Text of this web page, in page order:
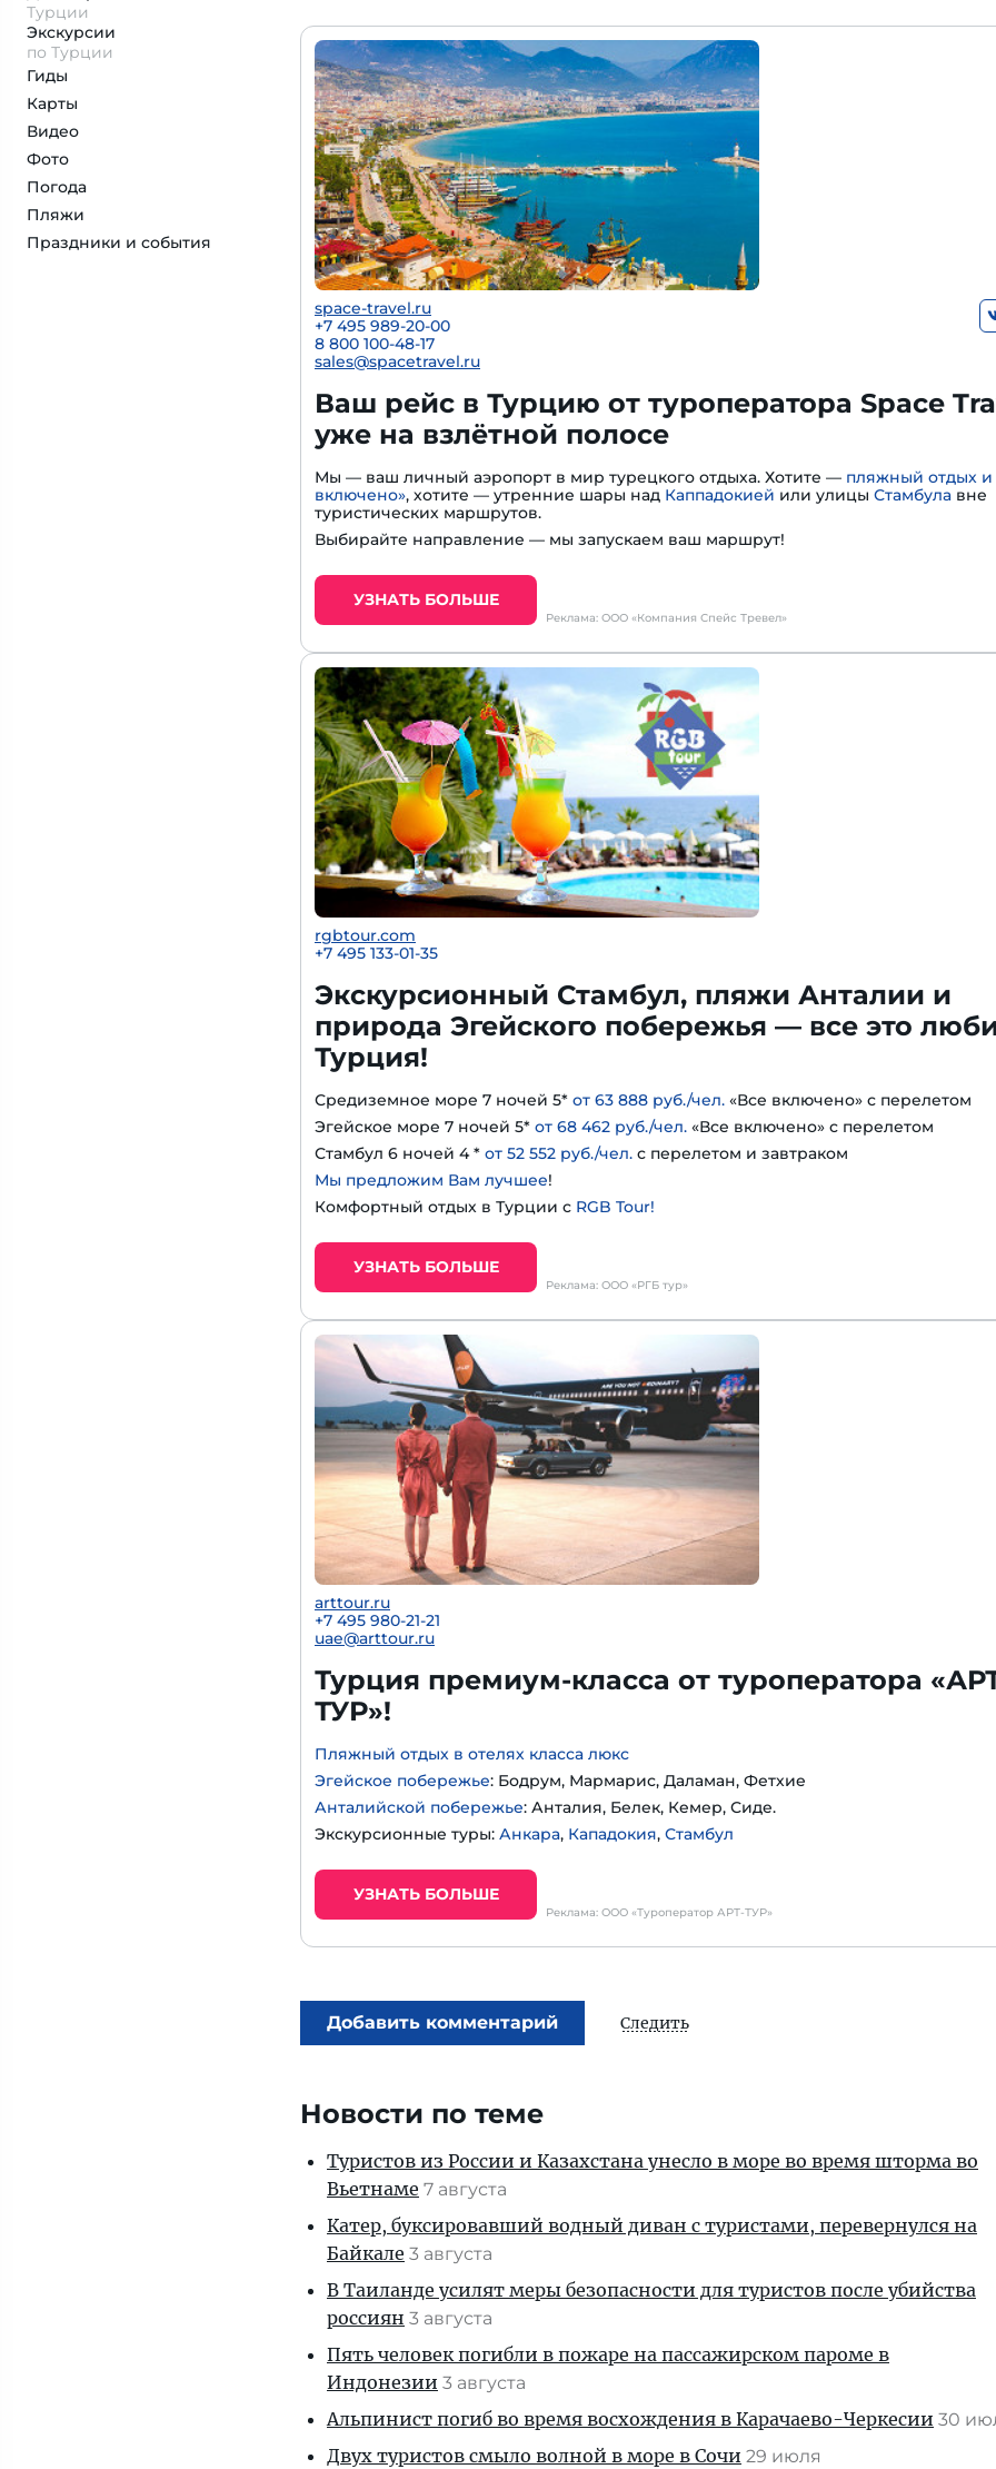
Турции
Экскурсии
по Турции
Гиды
Карты
Видео
Фото
Погода
Пляжи
Праздники и события
space-travel.ru
+7 495 989-20-00
8 800 100-48-17
sales@spacetravel.ru
Ваш рейс в Турцию от туроператора Space
уже на взлётной полосе
Мы — ваш личный аэропорт в мир турецкого отдыха. Хотите — пляжный отдых и
включено», хотите — утренние шары над Каппадокией или улицы Стамбула вне
туристических маршрутов.
Выбирайте направление — мы запускаем ваш маршрут!
УЗНАТЬ БОЛЬШЕ
Реклама: ООО «Компания Спейс Тревел»
rgbtour.com
+7 495 133-01-35
Экскурсионный Стамбул, пляжи Анталии и
природа Эгейского побережья — все это
Турция!
Средиземное море 7 ночей 5* от 63 888 руб./чел. «Все включено» с перелетом
Эгейское море 7 ночей 5* от 68 462 руб./чел. «Все включено» с перелетом
Стамбул 6 ночей 4 * от 52 552 руб./чел. с перелетом и завтраком
Мы предложим Вам лучшее!
Комфортный отдых в Турции с RGB Tour!
УЗНАТЬ БОЛЬШЕ
Реклама: ООО «РГБ тур»
arttour.ru
+7 495 980-21-21
uae@arttour.ru
Турция премиум-класса от туроператора
ТУР»!
Пляжный отдых в отелях класса люкс
Эгейское побережье: Бодрум, Мармарис, Даламан, Фетхие
Анталийской побережье: Анталия, Белек, Кемер, Сиде.
Экскурсионные туры: Анкара, Кападокия, Стамбул
УЗНАТЬ БОЛЬШЕ
Реклама: ООО «Туроператор АРТ-ТУР»
Добавить комментарий Следить
Новости по теме
Туристов из России и Казахстана унесло в море во время шторма во
Вьетнаме 7 августа
Катер, буксировавший водный диван с туристами, перевернулся на
Байкале 3 августа
В Таиланде усилят меры безопасности для туристов после убийства
россиян 3 августа
Пять человек погибли в пожаре на пассажирском пароме в
Индонезии 3 августа
Альпинист погиб во время восхождения в Карачаево-Черкесии 30
Двух туристов смыло волной в море в Сочи 29 июля